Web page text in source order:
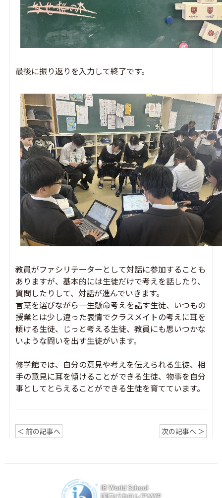
最後に振り返りを入力して終了です。
教員がファシリテーターとして対話に参加することも
ありますが、基本的には生徒だけで考えを話したり、
質問したりして、対話が進んでいきます。
言葉を選びながら一生懸命考えを話す生徒、いつもの
授業とは少し違った表情でクラスメイトの考えに耳を
傾ける生徒、じっと考える生徒、教員にも思いつかな
いような問いを出す生徒がいます。
修学館では、自分の意見や考えを伝えられる生徒、相
手の意見に耳を傾けることができる生徒、物事を自分
事としてとらえることができる生徒を育てています。
＜ 前の記事へ 次の記事へ ＞